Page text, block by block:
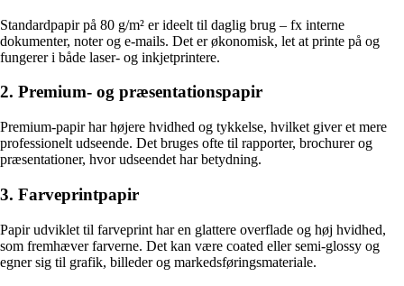
Standardpapir på 80 g/m² er ideelt til daglig brug – fx interne
dokumenter, noter og e-mails. Det er økonomisk, let at printe på og
fungerer i både laser- og inkjetprintere.
2. Premium- og præsentationspapir
Premium-papir har højere hvidhed og tykkelse, hvilket giver et mere
professionelt udseende. Det bruges ofte til rapporter, brochurer og
præsentationer, hvor udseendet har betydning.
3. Farveprintpapir
Papir udviklet til farveprint har en glattere overflade og høj hvidhed,
som fremhæver farverne. Det kan være coated eller semi-glossy og
egner sig til grafik, billeder og markedsføringsmateriale.